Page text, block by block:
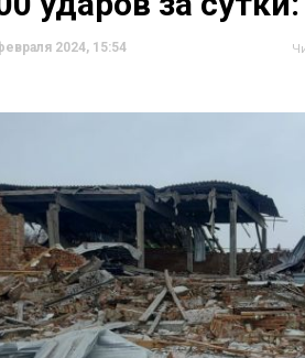
2024, 15:54